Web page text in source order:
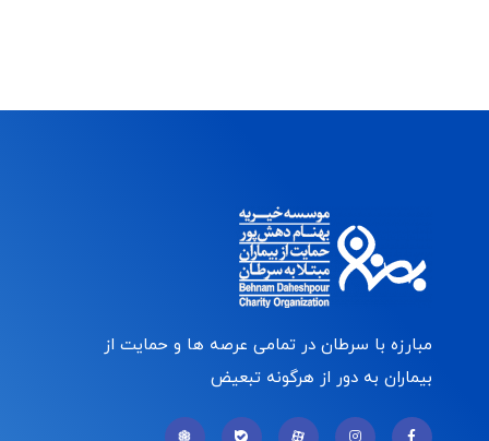
مبارزه با سرطان در تمامی عرصه ها و حمایت از
بیماران به دور از هرگونه تبعیض